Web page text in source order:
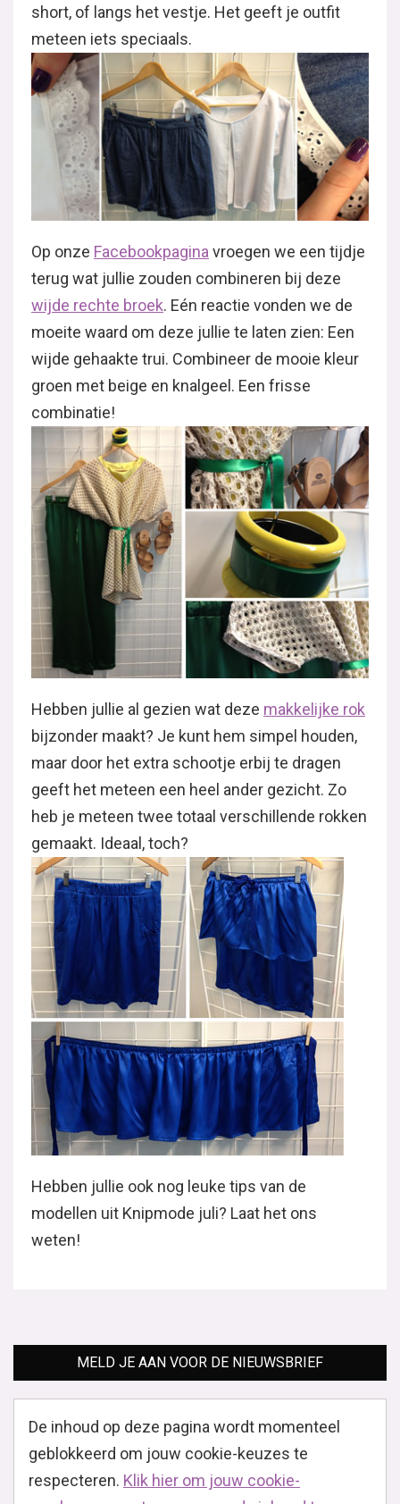
short, of langs het vestje. Het geeft je outfit
meteen iets speciaals.
Op onze Facebookpagina vroegen we een tijdje
terug wat jullie zouden combineren bij deze
wijde rechte broek. Eén reactie vonden we de
moeite waard om deze jullie te laten zien: Een
wijde gehaakte trui. Combineer de mooie kleur
groen met beige en knalgeel. Een frisse
combinatie!
Hebben jullie al gezien wat deze makkelijke rok
bijzonder maakt? Je kunt hem simpel houden,
maar door het extra schootje erbij te dragen
geeft het meteen een heel ander gezicht. Zo
heb je meteen twee totaal verschillende rokken
gemaakt. Ideaal, toch?
Hebben jullie ook nog leuke tips van de
modellen uit Knipmode juli? Laat het ons
weten!
MELD JE AAN VOOR DE NIEUWSBRIEF
De inhoud op deze pagina wordt momenteel
geblokkeerd om jouw cookie-keuzes te
respecteren. Klik hier om jouw cookie-